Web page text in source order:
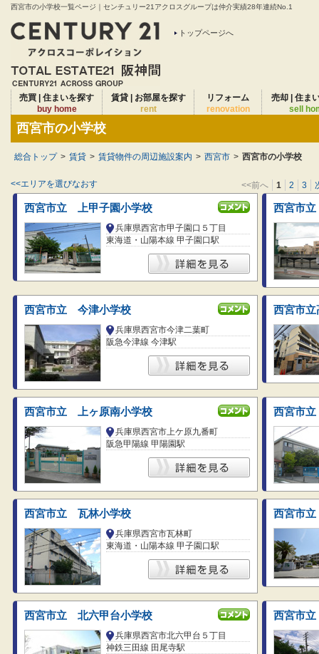
西宮市の小学校一覧ページ｜センチュリー21アクロスグループは仲介実績28年連続No.1
トップページへ
売買 | 住まいを探す
buy home
賃貸 | お部屋を探す
rent
リフォーム
renovation
売却 | 住ま
sell
西宮市の小学校
総合トップ > 賃貸 > 賃貸物件の周辺施設案内 > 西宮市 > 西宮市の小学校
<<エリアを選びなおす <<前へ 1 2 3
西宮市立 上甲子園小学校
兵庫県西宮市甲子園口５丁目
東海道・山陽本線 甲子園口駅
西宮市
西宮市立 今津小学校
兵庫県西宮市今津二葉町
阪急今津線 今津駅
西宮市立
西宮市立 上ヶ原南小学校
兵庫県西宮市上ケ原九番町
阪急甲陽線 甲陽園駅
西宮市
西宮市立 瓦林小学校
兵庫県西宮市瓦林町
東海道・山陽本線 甲子園口駅
西宮市
西宮市立 北六甲台小学校
兵庫県西宮市北六甲台５丁目
神鉄三田線 田尾寺駅
西宮市